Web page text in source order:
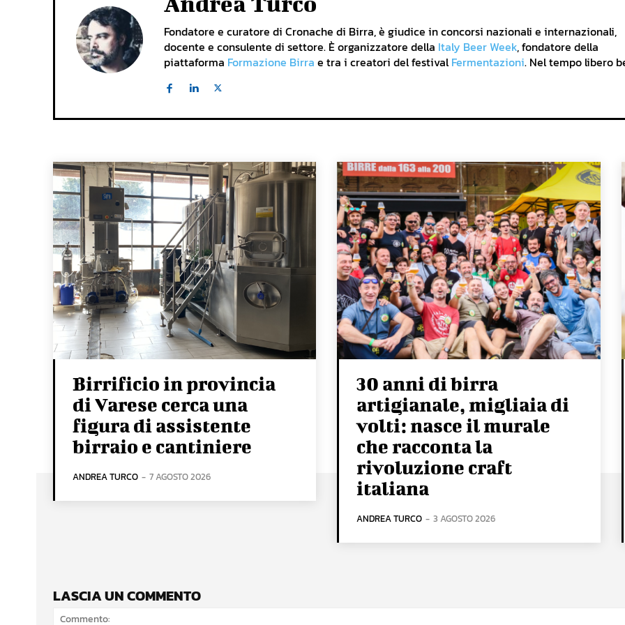
Fondatore e curatore di Cronache di Birra, è giudice in concorsi nazionali e internazionali,
docente e consulente di settore. È organizzatore della Italy Beer Week, fondatore della
piattaforma Formazione Birra e tra i creatori del festivalFermentazioni. Nel tempo libero
Birrificio in provincia
di Varese cerca una
figura di assistente
birraio e cantiniere
ANDREA TURCO - 7 AGOSTO 2026
30 anni di birra
artigianale, migliaia di
volti: nasce il murale
che racconta la
rivoluzione craft
italiana
ANDREA TURCO - 3 AGOSTO 2026
LASCIA UN COMMENTO